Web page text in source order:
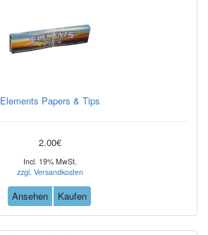
Elements Papers & Tips
2.00€
Incl. 19% MwSt.
zzgl. Versandkosten
Ansehen Kaufen